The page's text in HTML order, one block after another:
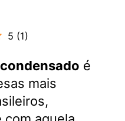
5 (1)
é
mais